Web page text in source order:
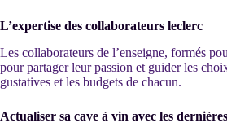
L’expertise des collaborateurs leclerc
Les collaborateurs de l’enseigne, formés
pour partager leur passion et guider les
gustatives et les budgets de chacun.
Actualiser sa cave à vin avec les